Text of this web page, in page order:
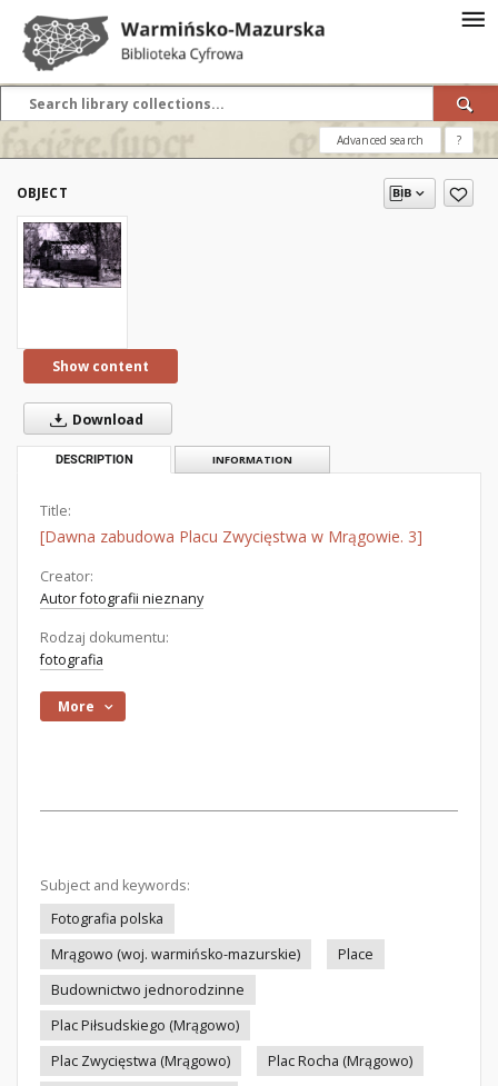
Advanced search ?
OBJECT
Show content
Download
DESCRIPTION INFORMATION
Title:
[Dawna zabudowa Placu Zwycięstwa w Mrągowie. 3]
Creator:
Autor fotografii nieznany
Rodzaj dokumentu:
fotografia
More
Subject and keywords:
Fotografia polska
Mrągowo (woj. warmińsko-mazurskie)
Place
Budownictwo jednorodzinne
Plac Piłsudskiego (Mrągowo)
Plac Zwycięstwa (Mrągowo)
Plac Rocha (Mrągowo)